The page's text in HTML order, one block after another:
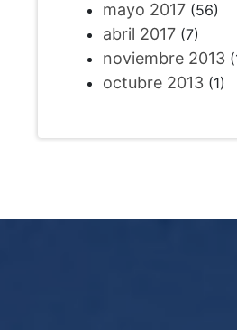
mayo 2017(56)
abril 2017(7)
noviembre 2013
octubre 2013(1)